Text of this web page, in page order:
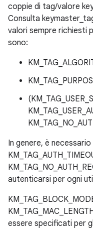
coppie di tag/valore
Consulta
valori sempre richiesti
sono:
In genere, è
autenticarsi per ogni
essere specificati per